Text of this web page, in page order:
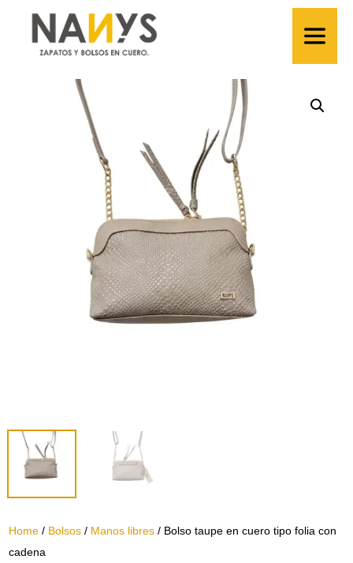
Home / Bolsos / Manos libres / Bolso taupe en cuero tipo folia con
cadena